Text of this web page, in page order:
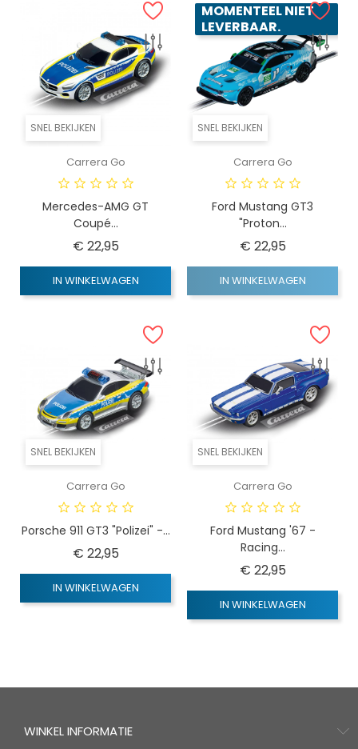
SNEL BEKIJKEN
Carrera Go
Mercedes-AMG GT
Coupé...
€ 22,95Prijs
IN WINKELWAGEN
SNEL BEKIJKEN
MOMENTEEL NIET
LEVERBAAR.
Carrera Go
Ford Mustang GT3
"Proton...
€ 22,95Prijs
IN WINKELWAGEN
SNEL BEKIJKEN
Carrera Go
Porsche 911 GT3 "Polizei" -...
€ 22,95Prijs
IN WINKELWAGEN
SNEL BEKIJKEN
Carrera Go
Ford Mustang '67 -
Racing...
€ 22,95Prijs
IN WINKELWAGEN
WINKEL INFORMATIE